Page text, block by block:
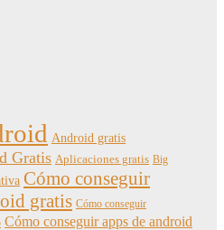
Android gratis
Gratis Aplicaciones gratis Big
Cómo conseguir
gratis Cómo conseguir
Cómo conseguir apps de android